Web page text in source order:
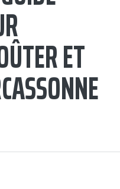
ET